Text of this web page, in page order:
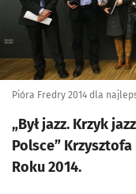
Pióra Fredry 2014 dla
„Był jazz. Krzyk
Polsce”
Roku 2014.